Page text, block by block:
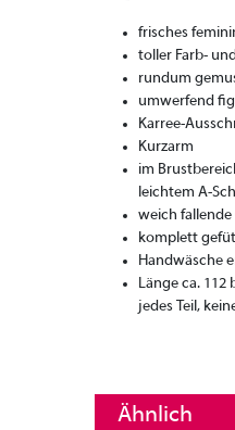
frisches
toller Farb-
rundum
umwerfend
Karree-
Kurzarm
im
leichtem A-
weich fallende
komplett
Handwäsche
Länge ca.
jedes Teil,
Ähnlich